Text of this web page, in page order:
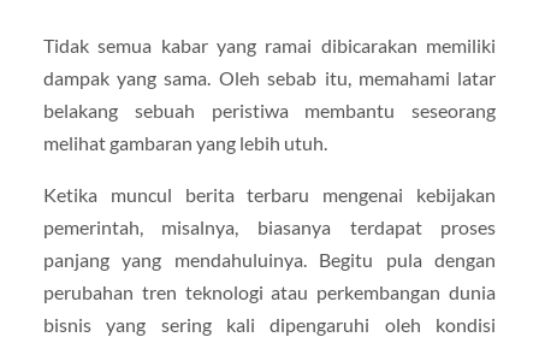
Tidak semua kabar yang ramai dibicarakan memiliki
dampak yang sama. Oleh sebab itu, memahami latar
belakang sebuah peristiwa membantu seseorang
melihat gambaran yang lebih utuh.
Ketika muncul berita terbaru mengenai kebijakan
pemerintah, misalnya, biasanya terdapat proses
panjang yang mendahuluinya. Begitu pula dengan
perubahan tren teknologi atau perkembangan dunia
bisnis yang sering kali dipengaruhi oleh kondisi